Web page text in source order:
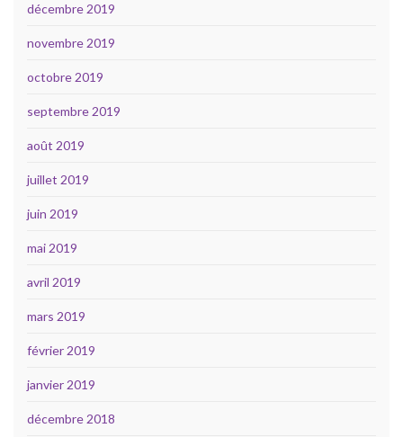
décembre 2019
novembre 2019
octobre 2019
septembre 2019
août 2019
juillet 2019
juin 2019
mai 2019
avril 2019
mars 2019
février 2019
janvier 2019
décembre 2018